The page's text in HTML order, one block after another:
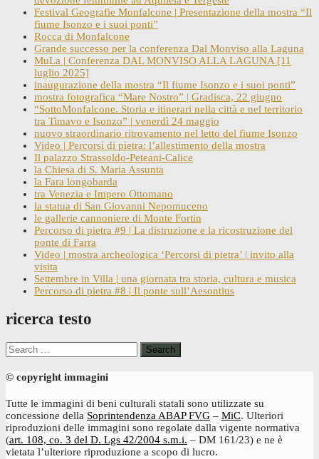
Festival Geografie Monfalcone | Presentazione della mostra “Il
fiume Isonzo e i suoi ponti”
Rocca di Monfalcone
Grande successo per la conferenza Dal Monviso alla Laguna
MuLa | Conferenza DAL MONVISO ALLA LAGUNA [11
luglio 2025]
inaugurazione della mostra “Il fiume Isonzo e i suoi ponti”
mostra fotografica “Mare Nostro” | Gradisca, 22 giugno
“SottoMonfalcone. Storia e itinerari nella città e nel territorio
tra Timavo e Isonzo” | venerdì 24 maggio
nuovo straordinario ritrovamento nel letto del fiume Isonzo
Video | Percorsi di pietra: l’allestimento della mostra
Il palazzo Strassoldo-Peteani-Calice
la Chiesa di S. Maria Assunta
la Fara longobarda
tra Venezia e Impero Ottomano
la statua di San Giovanni Nepomuceno
le gallerie cannoniere di Monte Fortin
Percorso di pietra #9 | La distruzione e la ricostruzione del
ponte di Farra
Video | mostra archeologica ‘Percorsi di pietra’ | invito alla
visita
Settembre in Villa | una giornata tra storia, cultura e musica
Percorso di pietra #8 | Il ponte sull’Aesontius
ricerca testo
Search
for:
© copyright immagini
Tutte le immagini di beni culturali statali sono utilizzate su
concessione della Soprintendenza ABAP FVG – MiC. Ulteriori
riproduzioni delle immagini sono regolate dalla vigente normativa
(art. 108, co. 3 del D. Lgs 42/2004 s.m.i. – DM 161/23) e ne è
vietata l’ulteriore riproduzione a scopo di lucro.